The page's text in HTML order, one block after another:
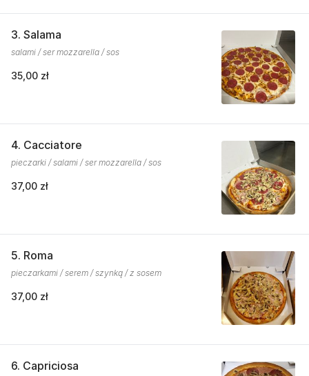
3. Salama
salami / ser mozzarella / sos
35,00 zł
4. Cacciatore
pieczarki / salami / ser mozzarella / sos
37,00 zł
5. Roma
pieczarkami / serem / szynką / z sosem
37,00 zł
6. Capriciosa